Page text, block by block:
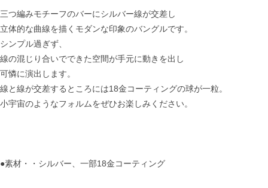
三つ編みモチーフのバーにシルバー線が交差し
立体的な曲線を描くモダンな印象のバングルです。
シンプル過ぎず、
線の混じり合いでできた空間が手元に動きを出し
可憐に演出します。
線と線が交差するところには18金コーティングの球が一粒。
小宇宙のようなフォルムをぜひお楽しみください。
●素材・・シルバー、一部18金コーティング